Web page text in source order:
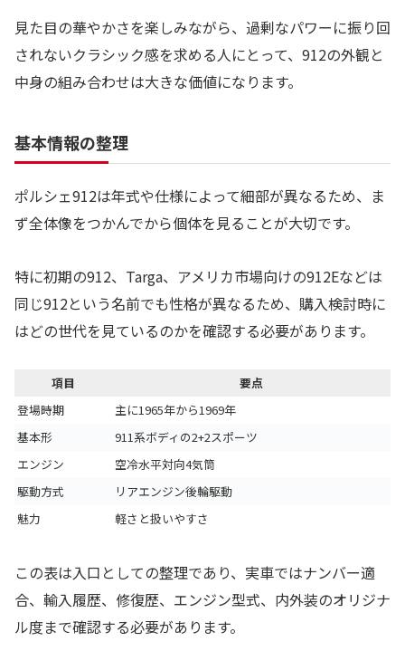
見た目の華やかさを楽しみながら、過剰なパワーに振り回
されないクラシック感を求める人にとって、912の外観と
中身の組み合わせは大きな価値になります。
基本情報の整理
ポルシェ912は年式や仕様によって細部が異なるため、ま
ず全体像をつかんでから個体を見ることが大切です。
特に初期の912、Targa、アメリカ市場向けの912Eなどは
同じ912という名前でも性格が異なるため、購入検討時に
はどの世代を見ているのかを確認する必要があります。
項目
要点
登場時期
主に1965年から1969年
基本形
911系ボディの2+2スポーツ
エンジン
空冷水平対向4気筒
駆動方式
リアエンジン後輪駆動
魅力
軽さと扱いやすさ
この表は入口としての整理であり、実車ではナンバー適
合、輸入履歴、修復歴、エンジン型式、内外装のオリジナ
ル度まで確認する必要があります。